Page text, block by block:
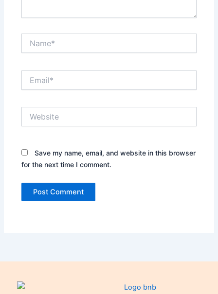
Save my name, email, and website in this browser
for the next time I comment.